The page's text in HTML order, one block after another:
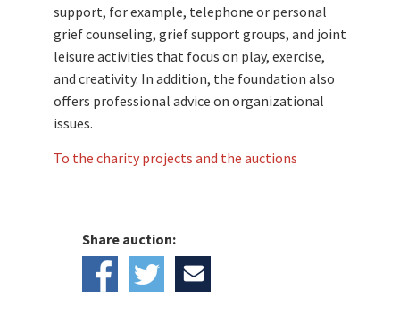
support, for example, telephone or personal
grief counseling, grief support groups, and joint
leisure activities that focus on play, exercise,
and creativity. In addition, the foundation also
offers professional advice on organizational
issues.
To the charity projects and the auctions
Share auction: